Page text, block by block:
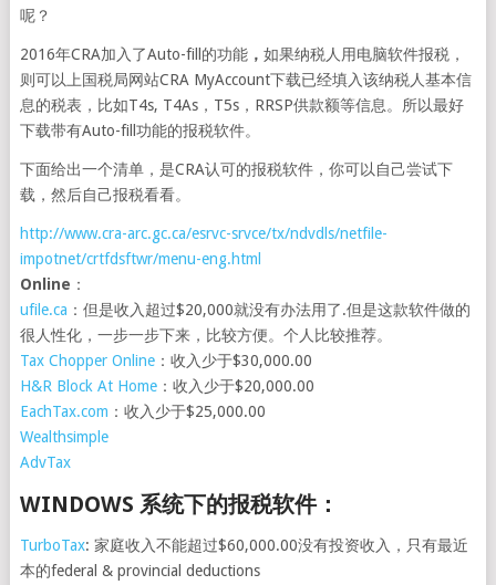
呢？
2016年CRA加入了Auto-fill的功能， 如果纳税人用电脑软件报税，
则可以上国税局网站CRA MyAccount下载已经填入该纳税人基本信
息的税表，比如T4s, T4As，T5s，RRSP供款额等信息。所以最好
下载带有Auto-fill功能的报税软件。
下面给出一个清单，是CRA认可的报税软件，你可以自己尝试下
载，然后自己报税看看。
http://www.cra-arc.gc.ca/esrvc-srvce/tx/ndvdls/netfile-
impotnet/crtfdsftwr/menu-eng.html
Online ：
ufile.ca ：但是收入超过$20,000就没有办法用了.但是这款软件做的
很人性化，一步一步下来，比较方便。个人比较推荐。
Tax Chopper Online：收入少于$30,000.00
H&R Block At Home：收入少于$20,000.00
EachTax.com ：收入少于$25,000.00
Wealthsimple
AdvTax
WINDOWS 系统下的报税软件：
TurboTax: 家庭收入不能超过$60,000.00没有投资收入，只有最近
本的federal & provincial deductions